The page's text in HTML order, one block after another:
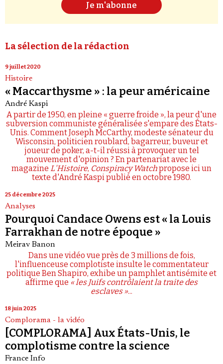
Je m'abonne
La sélection de la rédaction
9 juillet 2020
Histoire
« Maccarthysme » : la peur américaine
André Kaspi
A partir de 1950, en pleine « guerre froide », la peur d'une
subversion communiste généralisée s'empare des États-
Unis. Comment Joseph McCarthy, modeste sénateur du
Wisconsin, politicien roublard, bagarreur, buveur et
joueur de poker, a-t-il réussi à provoquer un tel
mouvement d'opinion ? En partenariat avec le
magazine L'Histoire, Conspiracy Watchpropose ici un
texte d'André Kaspi publié en octobre 1980.
25 décembre 2025
Analyses
Pourquoi Candace Owens est « la Louis
Farrakhan de notre époque »
Meirav Banon
Dans une vidéo vue près de 3 millions de fois,
l'influenceuse complotiste insulte le commentateur
politique Ben Shapiro, exhibe un pamphlet antisémite et
affirme que « les Juifs contrôlaient la traite des
esclaves »...
18 juin 2025
Complorama - la vidéo
[COMPLORAMA] Aux États-Unis, le
complotisme contre la science
France Info